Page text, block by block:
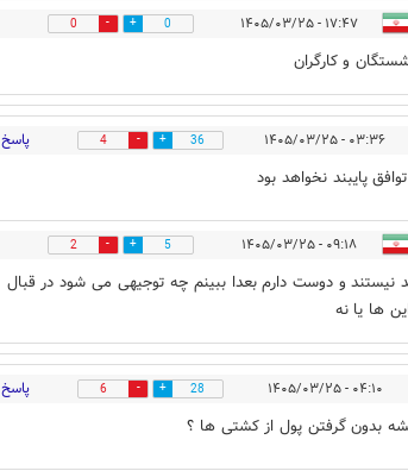
۱۷:۴۷ - ۱۴۰۵/۰۳/۲۵ 0
0
و کارگران
۰۳:۳۶ - ۱۴۰۵/۰۳/۲۵ 36
4 پاسخ
پایبند نخواهد بود
۰۹:۱۸ - ۱۴۰۵/۰۳/۲۵ 5
2
نیستند و دوست دارم بعدا ببینم چه توجیهی می شود در قبال
ها یا نه
۰۴:۱۰ - ۱۴۰۵/۰۳/۲۵ 28
6 پاسخ
بدون گرفتن پول از کشتی ها ؟